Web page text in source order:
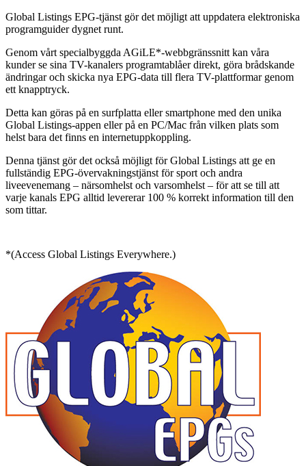
Global Listings EPG-tjänst gör det möjligt att uppdatera elektroniska
programguider dygnet runt.
Genom vårt specialbyggda AGiLE*-webbgränssnitt kan våra
kunder se sina TV-kanalers programtablåer direkt, göra brådskande
ändringar och skicka nya EPG-data till flera TV-plattformar genom
ett knapptryck.
Detta kan göras på en surfplatta eller smartphone med den unika
Global Listings-appen eller på en PC/Mac från vilken plats som
helst bara det finns en internetuppkoppling.
Denna tjänst gör det också möjligt för Global Listings att ge en
fullständig EPG-övervakningstjänst för sport och andra
liveevenemang – närsomhelst och varsomhelst – för att se till att
varje kanals EPG alltid levererar 100 % korrekt information till den
som tittar.
*(Access Global Listings Everywhere.)